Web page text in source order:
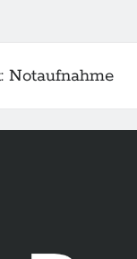
Notaufnahme